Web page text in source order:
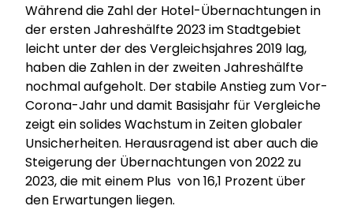
Während die Zahl der Hotel-Übernachtungen in
der ersten Jahreshälfte 2023 im Stadtgebiet
leicht unter der des Vergleichsjahres 2019 lag,
haben die Zahlen in der zweiten Jahreshälfte
nochmal aufgeholt. Der stabile Anstieg zum Vor-
Corona-Jahr und damit Basisjahr für Vergleiche
zeigt ein solides Wachstum in Zeiten globaler
Unsicherheiten. Herausragend ist aber auch die
Steigerung der Übernachtungen von 2022 zu
2023, die mit einem Plus von 16,1 Prozent über
den Erwartungen liegen.